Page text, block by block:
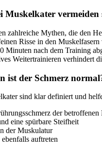
Muskelkater vermeiden
zahlreiche Mythen, die den
Risse in den
Minuten nach dem Training
Weitertrainieren verhindert
ist der Schmerz
sind klar definiert und
der betroffenen
eine spürbare Steifheit
der Muskulatur
auftreten